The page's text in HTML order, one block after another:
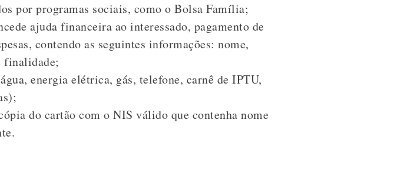
por programas sociais, como o Bolsa Família;
ajuda financeira ao interessado, pagamento de
contendo as seguintes informações: nome,
finalidade;
energia elétrica, gás, telefone, carnê de IPTU,
do cartão com o NIS válido que contenha nome